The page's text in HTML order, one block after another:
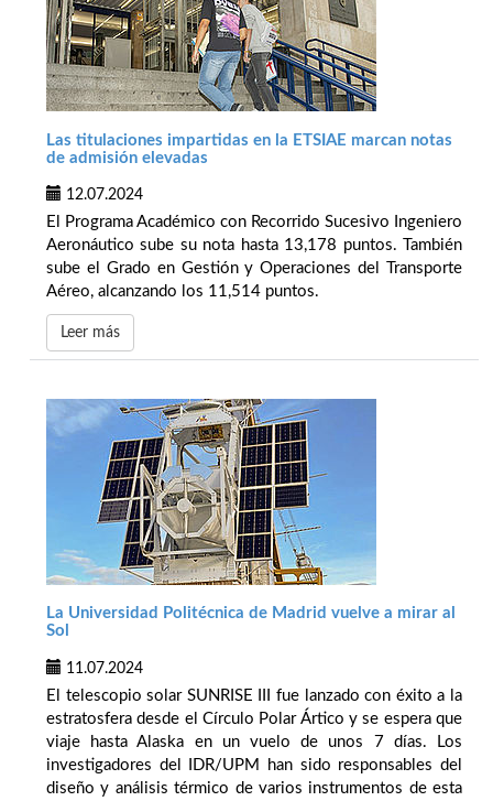
Las titulaciones impartidas en la ETSIAE marcan notas
de admisión elevadas
12.07.2024
El Programa Académico con Recorrido Sucesivo Ingeniero
Aeronáutico sube su nota hasta 13,178 puntos. También
sube el Grado en Gestión y Operaciones del Transporte
Aéreo, alcanzando los 11,514 puntos.
Leer más
La Universidad Politécnica de Madrid vuelve a mirar al
Sol
11.07.2024
El telescopio solar SUNRISE III fue lanzado con éxito a la
estratosfera desde el Círculo Polar Ártico y se espera que
viaje hasta Alaska en un vuelo de unos 7 días. Los
investigadores del IDR/UPM han sido responsables del
diseño y análisis térmico de varios instrumentos de esta